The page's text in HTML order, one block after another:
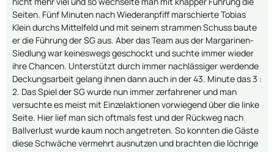
Seiten. Fünf Minuten nach Wiederanpfiff marschierte Tobias
Klein durchs Mittelfeld und mit seinem strammen Schuss baute
er die Führung der SG aus. Aber das Team aus der Margarinen-
Siedlung war keineswegs geschockt und suchte immer wieder
ihre Chancen. Unterstützt durch immer nachlässiger werdende
Deckungsarbeit gelang ihnen dann auch in der 43. Minute das 3 :
2. Das Spiel der SG wurde nun immer zerfahrener und man
versuchte es meist mit Einzelaktionen vorwiegend über die linke
Seite. Hier lief man sich oftmals fest und der Rückweg nach
Ballverlust wurde kaum noch angetreten. So konnten die Gäste
diese Schwäche vermehrt ausnutzen und brachten die löchrige